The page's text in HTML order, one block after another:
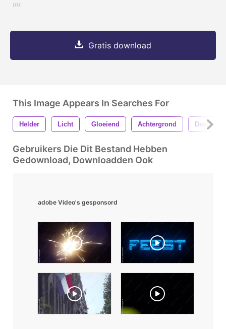
Gratis download
This Image Appears In Searches For
Helder Licht Gloeiend Achtergrond Deeltjes
Gebruikers Die Dit Bestand Hebben
Gedownload, Downloadden Ook
adobe Video's gesponsord